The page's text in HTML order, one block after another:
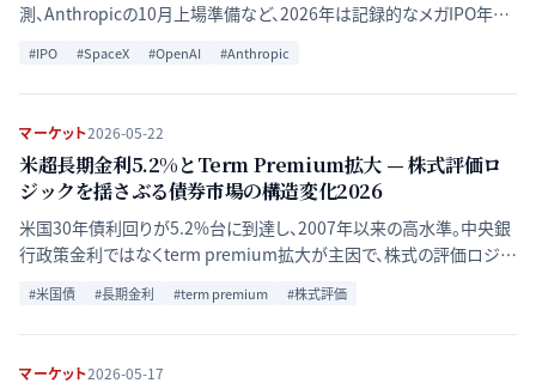
測、Anthropicの10月上場準備など、2026年は記録的なメガIPO年と
波及を整理する。
#IPO #SpaceX #OpenAI #Anthropic
マーケット2026-05-22
米超長期金利5.2%とTerm Premium拡大 — 株式評価ロ
ジックを揺さぶる債券市場の構造変化2026
米国30年債利回りが5.2%台に到達し、2007年以来の高水準。中央銀
行政策金利ではなくterm premium拡大が主因で、株式の評価ロジッ
#米国債 #長期金利 #term premium #株式評価
マーケット2026-05-17